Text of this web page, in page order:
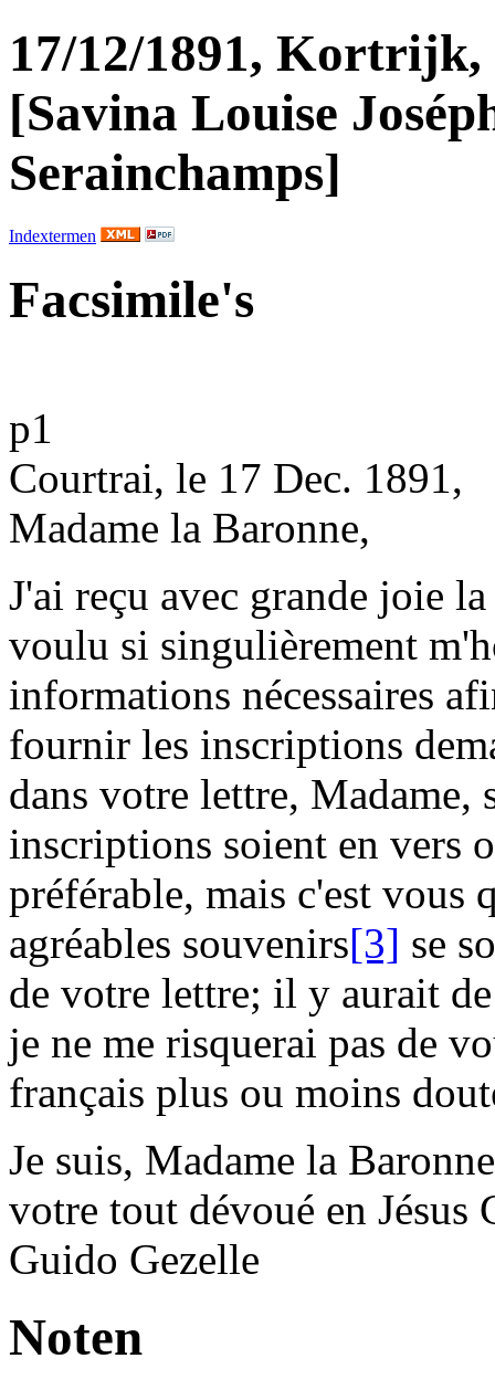
17/12/1891, Kortrijk,
[Savina Louise
Serainchamps]
Indextermen
Facsimile's
p1
Courtrai, le 17 Dec. 1891,
Madame la Baronne,
J'ai reçu avec grande joie
voulu si singulièrement
informations nécessaires
fournir les inscriptions
dans votre lettre, Madame,
inscriptions soient en vers
préférable, mais c'est vous
agréables souvenirs[3] se
de votre lettre; il y aurait
je ne me risquerai pas de
français plus ou moins
Je suis, Madame la Baronne
votre tout dévoué en Jésus
Guido Gezelle
Noten